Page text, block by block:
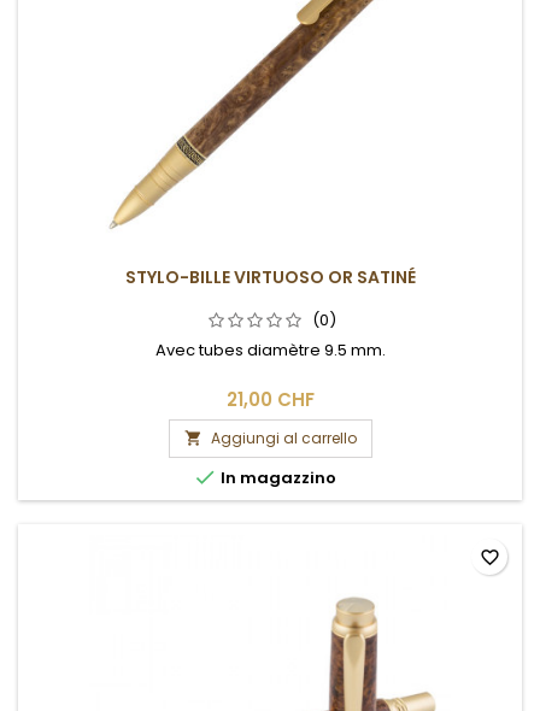
STYLO-BILLE VIRTUOSO OR SATINÉ
(0)
Avec tubes diamètre 9.5 mm.
21,00 CHF
 Aggiungi al carrello
 In magazzino
favorite_border